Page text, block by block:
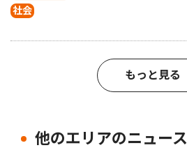
社会
もっと見る
他のエリアのニュース